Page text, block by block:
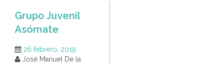
Grupo Juvenil
Asómate
26 febrero, 2019
José Manuel De la